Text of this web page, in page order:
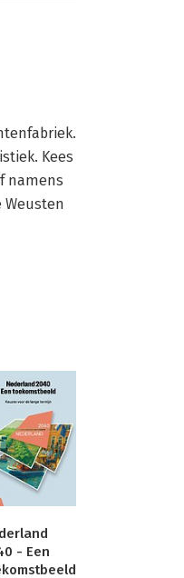
Kees
namens
Weusten
- Een